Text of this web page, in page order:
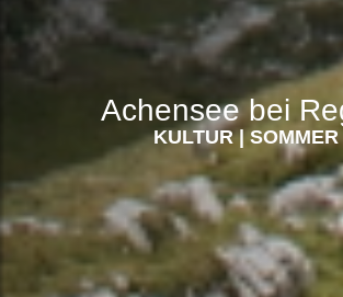
Achensee bei
KULTUR | SOMMER